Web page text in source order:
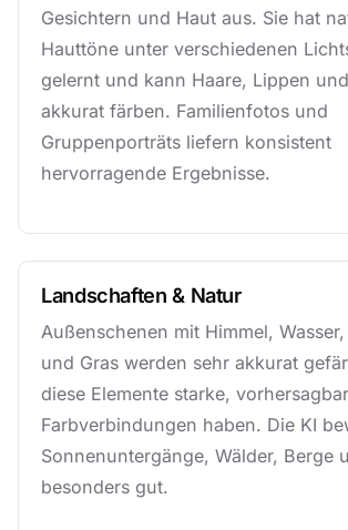
Gesichtern und Haut aus. Sie hat
Hauttöne unter verschiedenen
gelernt und kann Haare, Lippen
akkurat färben. Familienfotos und
Gruppenporträts liefern konsistent
hervorragende Ergebnisse.
Landschaften & Natur
Außenschenen mit Himmel,
und Gras werden sehr akkurat
diese Elemente starke,
Farbverbindungen haben. Die KI
Sonnenuntergänge, Wälder, Berge
besonders gut.